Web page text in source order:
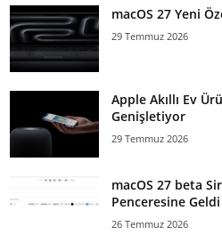
macOS 27 Yeni
29 Temmuz 2026
Apple Akıllı Ev
Genişletiyor
29 Temmuz 2026
macOS 27 beta
Penceresine Geldi
26 Temmuz 2026